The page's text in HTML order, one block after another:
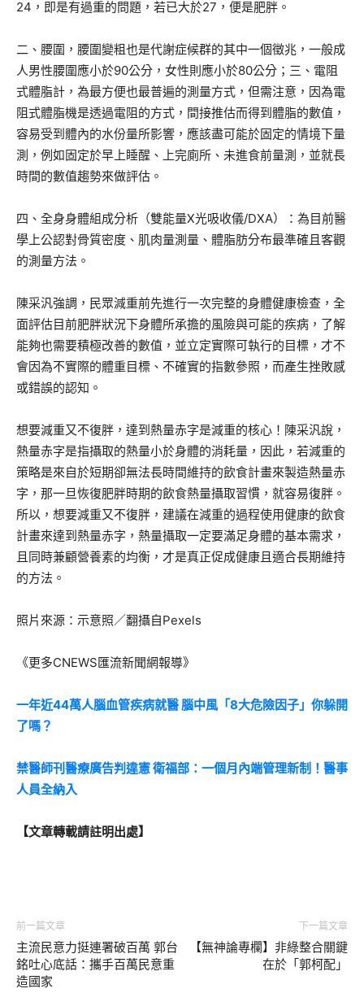
24，即是有過重的問題，若已大於27，便是肥胖。
二、腰圍，腰圍變粗也是代謝症候群的其中一個徵兆，一般成
人男性腰圍應小於90公分，女性則應小於80公分；三、電阻
式體脂計，為最方便也最普遍的測量方式，但需注意，因為電
阻式體脂機是透過電阻的方式，間接推估而得到體脂的數值，
容易受到體內的水份量所影響，應該盡可能於固定的情境下量
測，例如固定於早上睡醒、上完廁所、未進食前量測，並就長
時間的數值趨勢來做評估。
四、全身身體組成分析（雙能量X光吸收儀/DXA）：為目前醫
學上公認對骨質密度、肌肉量測量、體脂肪分布最準確且客觀
的測量方法。
陳采汎強調，民眾減重前先進行一次完整的身體健康檢查，全
面評估目前肥胖狀況下身體所承擔的風險與可能的疾病，了解
能夠也需要積極改善的數值，並立定實際可執行的目標，才不
會因為不實際的體重目標、不確實的指數參照，而產生挫敗感
或錯誤的認知。
想要減重又不復胖，達到熱量赤字是減重的核心！陳采汎說，
熱量赤字是指攝取的熱量小於身體的消耗量，因此，若減重的
策略是來自於短期卻無法長時間維持的飲食計畫來製造熱量赤
字，那一旦恢復肥胖時期的飲食熱量攝取習慣，就容易復胖。
所以，想要減重又不復胖，建議在減重的過程使用健康的飲食
計畫來達到熱量赤字，熱量攝取一定要滿足身體的基本需求，
且同時兼顧營養素的均衡，才是真正促成健康且適合長期維持
的方法。
照片來源：示意照／翻攝自Pexels
《更多CNEWS匯流新聞網報導》
一年近44萬人腦血管疾病就醫 腦中風「8大危險因子」你躲開
了嗎？
禁醫師刊醫療廣告判違憲 衛福部：一個月內端管理新制！醫事
人員全納入
【文章轉載請註明出處】
前一篇文章
主流民意力挺連署破百萬 郭台
銘吐心底話：攜手百萬民意重
造國家
下一篇文章
【無神論專欄】非綠整合關鍵
在於「郭柯配」